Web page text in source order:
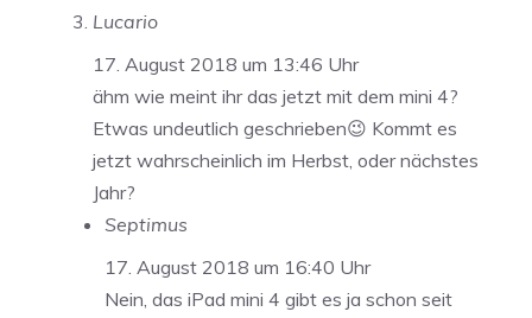
Lucario
17. August 2018 um 13:46 Uhr
ähm wie meint ihr das jetzt mit dem mini 4?
Etwas undeutlich geschrieben😉 Kommt es
jetzt wahrscheinlich im Herbst, oder nächstes
Jahr?
Septimus
17. August 2018 um 16:40 Uhr
Nein, das iPad mini 4 gibt es ja schon seit